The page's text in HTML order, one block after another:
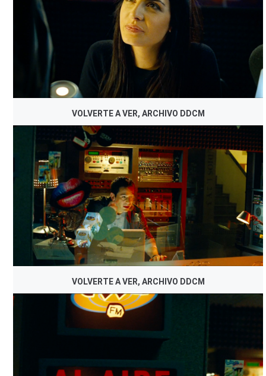
VOLVERTE A VER, ARCHIVO DDCM
VOLVERTE A VER, ARCHIVO DDCM